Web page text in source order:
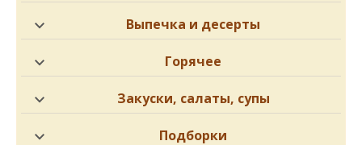
Выпечка и десерты
Горячее
Закуски, салаты, супы
Подборки